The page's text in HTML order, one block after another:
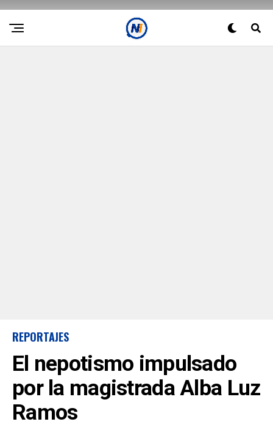
REPORTAJES
El nepotismo impulsado
por la magistrada Alba Luz
Ramos